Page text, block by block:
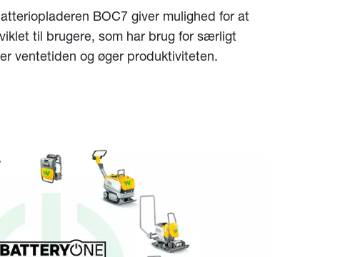
BOC7 giver mulighed for at
til brugere, som har brug for særligt
ventetiden og øger produktiviteten.